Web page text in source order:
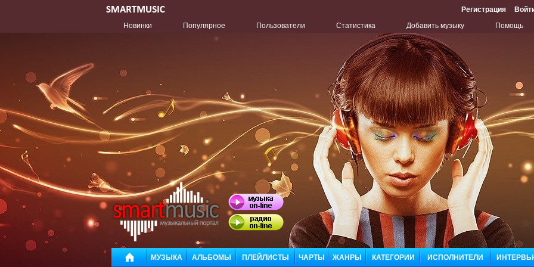
Регистрация
Новинки
Популярное Пользователи Статистика Добавить музыку Помощь
МУЗЫКА АЛЬБОМЫ ПЛЕЙЛИСТЫ ЧАРТЫ ЖАНРЫ КАТЕГОРИИ ИСПОЛНИТЕЛИ